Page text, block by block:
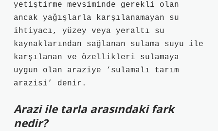
yetiştirme mevsiminde gerekli olan
ancak yağışlarla karşılanamayan su
ihtiyacı, yüzey veya yeraltı su
kaynaklarından sağlanan sulama suyu ile
karşılanan ve özellikleri sulamaya
uygun olan araziye ‘sulamalı tarım
arazisi’ denir.
Arazi ile tarla arasındaki fark
nedir?